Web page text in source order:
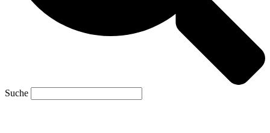
Suche